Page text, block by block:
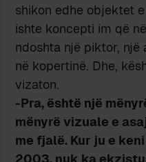
shikon edhe objektet
ishte koncepti im që
ndoshta një piktor,
në kopertinë. Dhe,
vizaton.
-Pra, është një
mënyrë vizuale e
me fjalë. Kur ju e
2003, nuk ka